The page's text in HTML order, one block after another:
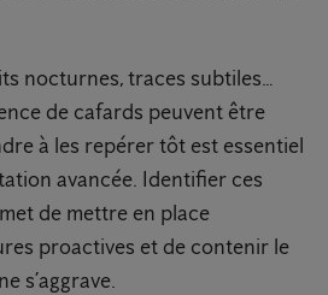
nocturnes, traces subtiles…
de cafards peuvent être
à les repérer tôt est essentiel
avancée. Identifier ces
de mettre en place
proactives et de contenir le
s’aggrave.